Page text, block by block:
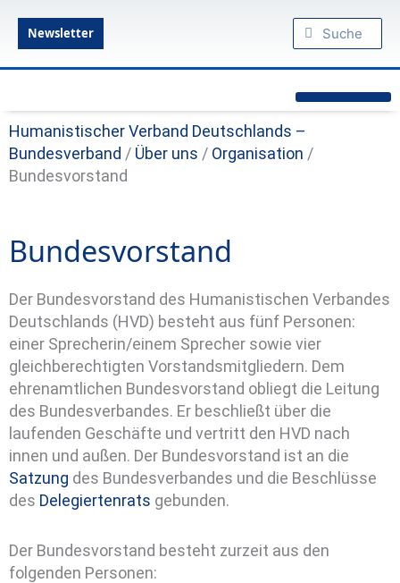
Inhalt
springen
Newsletter Suche
Suche
Humanistischer Verband Deutschlands –
Bundesverband / Über uns / Organisation /
Bundesvorstand
Bundesvorstand
Der Bundesvorstand des Humanistischen Verbandes
Deutschlands (HVD) besteht aus fünf Personen:
einer Sprecherin/einem Sprecher sowie vier
gleichberechtigten Vorstandsmitgliedern. Dem
ehrenamtlichen Bundesvorstand obliegt die Leitung
des Bundesverbandes. Er beschließt über die
laufenden Geschäfte und vertritt den HVD nach
innen und außen. Der Bundesvorstand ist an die
Satzung des Bundesverbandes und die Beschlüsse
des Delegiertenrats gebunden.
Der Bundesvorstand besteht zurzeit aus den
folgenden Personen: